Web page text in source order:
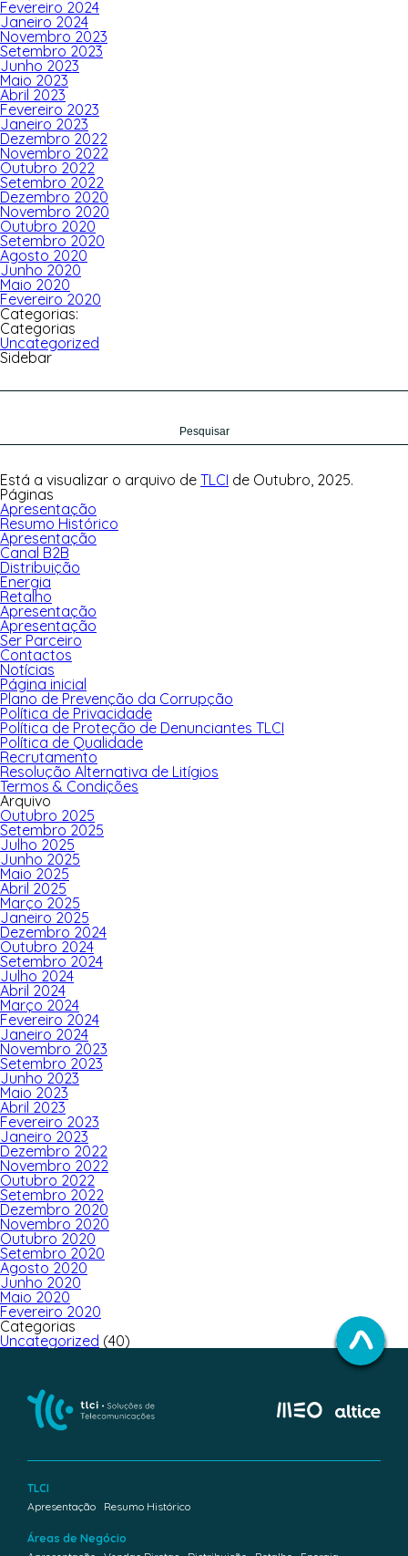
Fevereiro 2024
Janeiro 2024
Novembro 2023
Setembro 2023
Junho 2023
Maio 2023
Abril 2023
Fevereiro 2023
Janeiro 2023
Dezembro 2022
Novembro 2022
Outubro 2022
Setembro 2022
Dezembro 2020
Novembro 2020
Outubro 2020
Setembro 2020
Agosto 2020
Junho 2020
Maio 2020
Fevereiro 2020
Categorias:
Categorias
Uncategorized
Sidebar
por:
Está a visualizar o arquivo de TLCI de Outubro, 2025.
Páginas
Apresentação
Resumo Histórico
Apresentação
Canal B2B
Distribuição
Energia
Retalho
Apresentação
Apresentação
Ser Parceiro
Contactos
Notícias
Página inicial
Plano de Prevenção da Corrupção
Política de Privacidade
Política de Proteção de Denunciantes TLCI
Política de Qualidade
Recrutamento
Resolução Alternativa de Litígios
Termos & Condições
Arquivo
Outubro 2025
Setembro 2025
Julho 2025
Junho 2025
Maio 2025
Abril 2025
Março 2025
Janeiro 2025
Dezembro 2024
Outubro 2024
Setembro 2024
Julho 2024
Abril 2024
Março 2024
Fevereiro 2024
Janeiro 2024
Novembro 2023
Setembro 2023
Junho 2023
Maio 2023
Abril 2023
Fevereiro 2023
Janeiro 2023
Dezembro 2022
Novembro 2022
Outubro 2022
Setembro 2022
Dezembro 2020
Novembro 2020
Outubro 2020
Setembro 2020
Agosto 2020
Junho 2020
Maio 2020
Fevereiro 2020
Categorias
Uncategorized (40)
TLCI
Apresentação
Resumo Histórico
Áreas de Negócio